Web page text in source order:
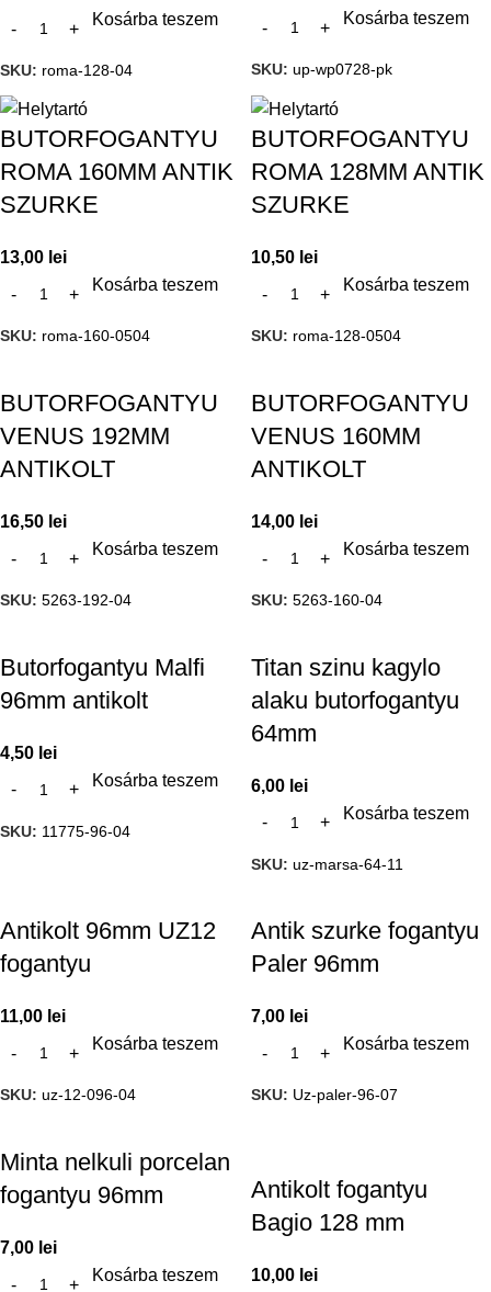
Kosárba teszem
SKU: roma-128-04
Kosárba teszem
SKU: up-wp0728-pk
BUTORFOGANTYU
ROMA 160MM ANTIK
SZURKE
13,00 lei
Kosárba teszem
SKU: roma-160-0504
BUTORFOGANTYU
ROMA 128MM ANTIK
SZURKE
10,50 lei
Kosárba teszem
SKU: roma-128-0504
BUTORFOGANTYU
VENUS 192MM
ANTIKOLT
16,50 lei
Kosárba teszem
SKU: 5263-192-04
BUTORFOGANTYU
VENUS 160MM
ANTIKOLT
14,00 lei
Kosárba teszem
SKU: 5263-160-04
Butorfogantyu Malfi
96mm antikolt
4,50 lei
Kosárba teszem
SKU: 11775-96-04
Titan szinu kagylo
alaku butorfogantyu
64mm
6,00 lei
Kosárba teszem
SKU: uz-marsa-64-11
Antikolt 96mm UZ12
fogantyu
11,00 lei
Kosárba teszem
SKU: uz-12-096-04
Antik szurke fogantyu
Paler 96mm
7,00 lei
Kosárba teszem
SKU: Uz-paler-96-07
Minta nelkuli porcelan
fogantyu 96mm
7,00 lei
Kosárba teszem
Antikolt fogantyu
Bagio 128 mm
10,00 lei